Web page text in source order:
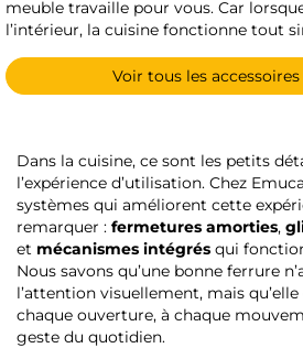
meuble travaille pour vous. Car
l’intérieur, la cuisine fonctionne tout
Voir tous les
Dans la cuisine, ce sont les petits
l’expérience d’utilisation. Chez
systèmes qui améliorent cette
remarquer : fermetures amorties,
et mécanismes intégrés qui
Nous savons qu’une bonne ferrure
l’attention visuellement, mais
chaque ouverture, à chaque
geste du quotidien.